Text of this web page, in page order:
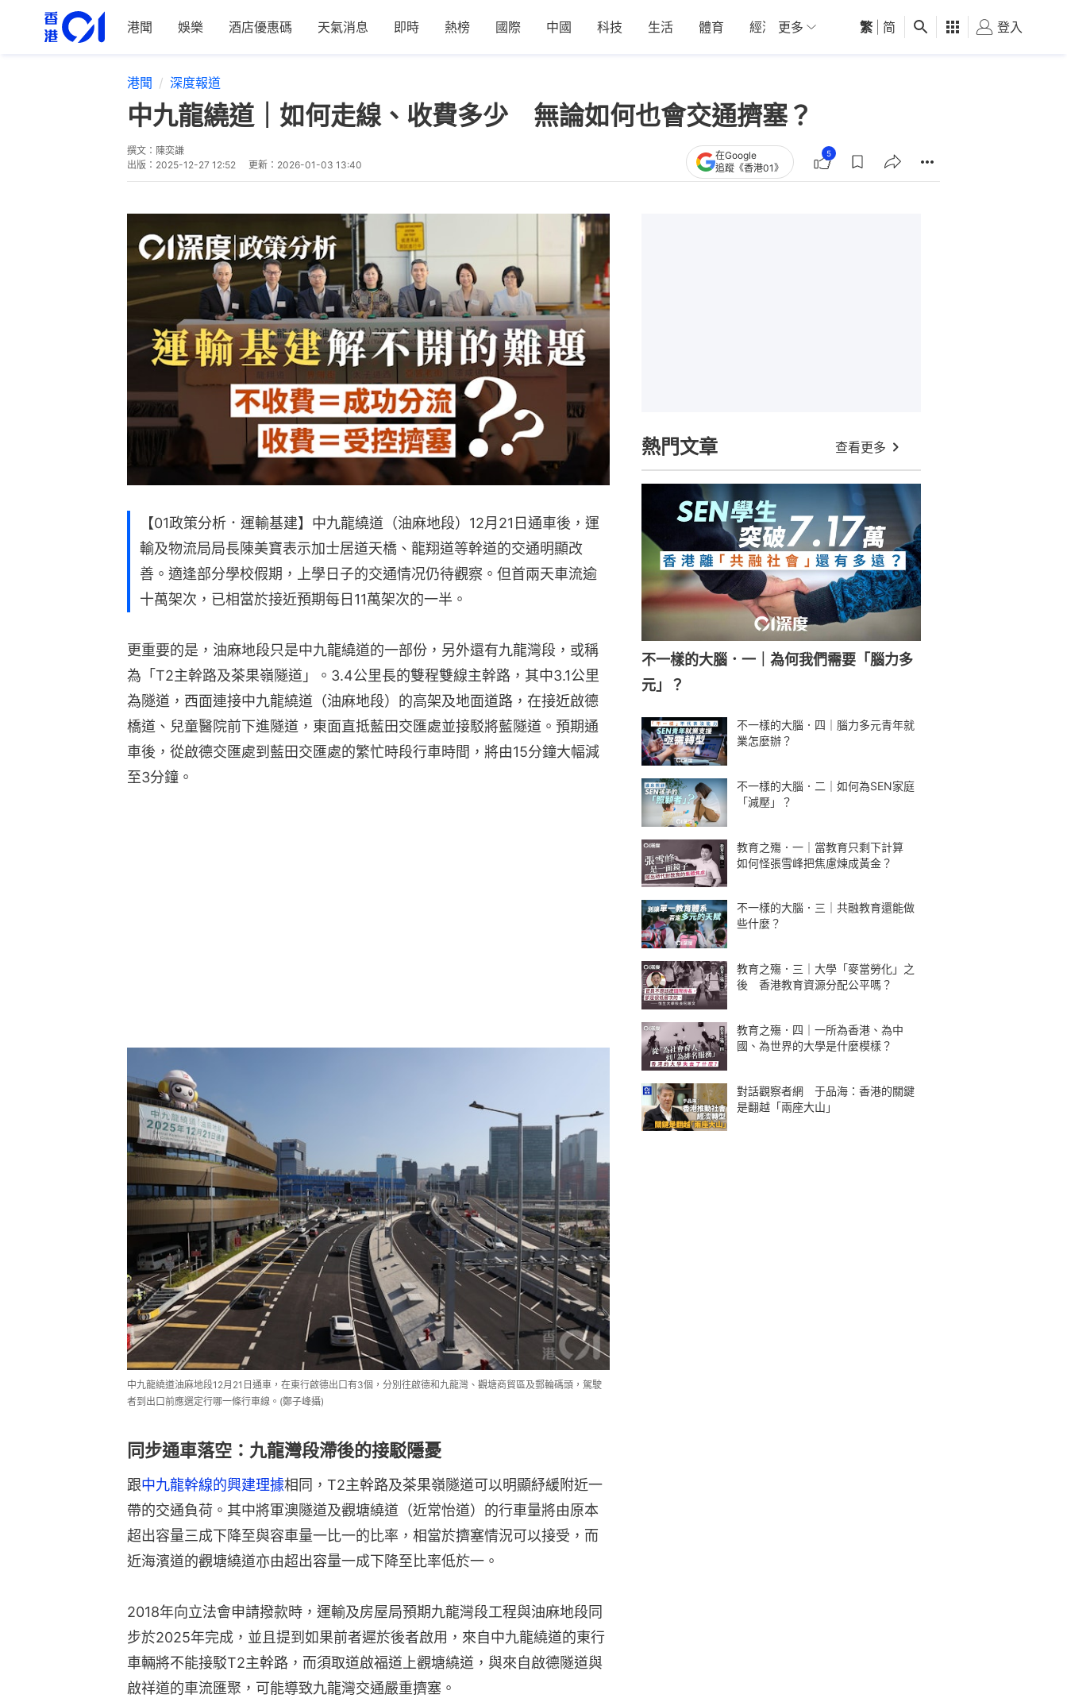
港聞 娛樂 酒店優惠碼 天氣消息 即時 熱榜 國際 中國 科技 生活 體育 經濟 01深圳 觀點 健康 好食玩飛
更多 繁 简 登入
港聞 深度報道
中九龍繞道｜如何走線、收費多少 無論如何也會交通擠塞？
撰文： 陳奕謙
出版： 2025-12-27 12:52 更新： 2026-01-03 13:40
在Google
追蹤《香港01》
5
【01政策分析．運輸基建】中九龍繞道（油麻地段）12月21日通車後，運
輸及物流局局長陳美寶表示加士居道天橋、龍翔道等幹道的交通明顯改
善。適逢部分學校假期，上學日子的交通情况仍待觀察。但首兩天車流逾
十萬架次，已相當於接近預期每日11萬架次的一半。
更重要的是，油麻地段只是中九龍繞道的一部份，另外還有九龍灣段，或稱
為「T2主幹路及茶果嶺隧道」。3.4公里長的雙程雙線主幹路，其中3.1公里
為隧道，西面連接中九龍繞道（油麻地段）的高架及地面道路，在接近啟德
橋道、兒童醫院前下進隧道，東面直抵藍田交匯處並接駁將藍隧道。預期通
車後，從啟德交匯處到藍田交匯處的繁忙時段行車時間，將由15分鐘大幅減
至3分鐘。
中九龍繞道油麻地段12月21日通車，在東行啟德出口有3個，分別往啟德和九龍灣、觀塘商貿區及郵輪碼頭，駕駛
者到出口前應選定行哪一條行車線。(鄭子峰攝)
同步通車落空：九龍灣段滯後的接駁隱憂
跟中九龍幹線的興建理據相同，T2主幹路及茶果嶺隧道可以明顯紓緩附近一
帶的交通負荷。其中將軍澳隧道及觀塘繞道（近常怡道）的行車量將由原本
超出容量三成下降至與容車量一比一的比率，相當於擠塞情況可以接受，而
近海濱道的觀塘繞道亦由超出容量一成下降至比率低於一。
2018年向立法會申請撥款時，運輸及房屋局預期九龍灣段工程與油麻地段同
步於2025年完成，並且提到如果前者遲於後者啟用，來自中九龍繞道的東行
車輛將不能接駁T2主幹路，而須取道啟福道上觀塘繞道，與來自啟德隧道與
啟祥道的車流匯聚，可能導致九龍灣交通嚴重擠塞。
熱門文章 查看更多
不一樣的大腦．一｜為何我們需要「腦力多
元」？
不一樣的大腦．四｜腦力多元青年就
業怎麼辦？
不一樣的大腦．二｜如何為SEN家庭
「減壓」？
教育之殤．一｜當教育只剩下計算
如何怪張雪峰把焦慮煉成黃金？
不一樣的大腦．三｜共融教育還能做
些什麼？
教育之殤．三｜大學「麥當勞化」之
後 香港教育資源分配公平嗎？
教育之殤．四｜一所為香港、為中
國、為世界的大學是什麼模樣？
對話觀察者網 于品海：香港的關鍵
是翻越「兩座大山」